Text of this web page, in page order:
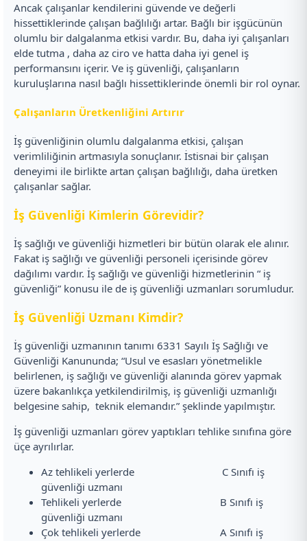
Ancak çalışanlar kendilerini güvende ve değerli
hissettiklerinde çalışan bağlılığı artar. Bağlı bir işgücünün
olumlu bir dalgalanma etkisi vardır. Bu, daha iyi çalışanları
elde tutma , daha az ciro ve hatta daha iyi genel iş
performansını içerir. Ve iş güvenliği, çalışanların
kuruluşlarına nasıl bağlı hissettiklerinde önemli bir rol oynar.
Çalışanların Üretkenliğini Artırır
İş güvenliğinin olumlu dalgalanma etkisi, çalışan
verimliliğinin artmasıyla sonuçlanır. İstisnai bir çalışan
deneyimi ile birlikte artan çalışan bağlılığı, daha üretken
çalışanlar sağlar.
İş Güvenliği Kimlerin Görevidir?
İş sağlığı ve güvenliği hizmetleri bir bütün olarak ele alınır.
Fakat iş sağlığı ve güvenliği personeli içerisinde görev
dağılımı vardır. İş sağlığı ve güvenliği hizmetlerinin “ iş
güvenliği” konusu ile de iş güvenliği uzmanları sorumludur.
İş Güvenliği Uzmanı Kimdir?
İş güvenliği uzmanının tanımı 6331 Sayılı İş Sağlığı ve
Güvenliği Kanununda; “Usul ve esasları yönetmelikle
belirlenen, iş sağlığı ve güvenliği alanında görev yapmak
üzere bakanlıkça yetkilendirilmiş, iş güvenliği uzmanlığı
belgesine sahip, teknik elemandır.” şeklinde yapılmıştır.
İş güvenliği uzmanları görev yaptıkları tehlike sınıfına göre
üçe ayrılırlar.
Az tehlikeli yerlerde C Sınıfı iş
güvenliği uzmanı
Tehlikeli yerlerde B Sınıfı iş
güvenliği uzmanı
Çok tehlikeli yerlerde A Sınıfı iş